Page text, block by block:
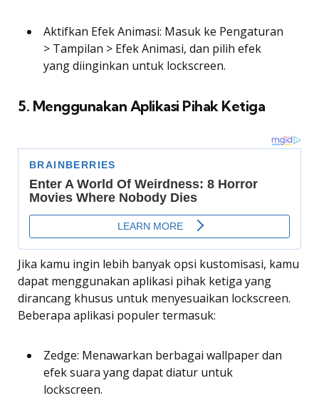
Aktifkan Efek Animasi: Masuk ke Pengaturan
> Tampilan > Efek Animasi, dan pilih efek
yang diinginkan untuk lockscreen.
5. Menggunakan Aplikasi Pihak Ketiga
Jika kamu ingin lebih banyak opsi kustomisasi, kamu
dapat menggunakan aplikasi pihak ketiga yang
dirancang khusus untuk menyesuaikan lockscreen.
Beberapa aplikasi populer termasuk:
Zedge: Menawarkan berbagai wallpaper dan
efek suara yang dapat diatur untuk
lockscreen.